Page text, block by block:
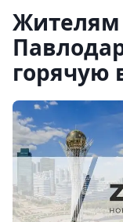
Жителям
горячую